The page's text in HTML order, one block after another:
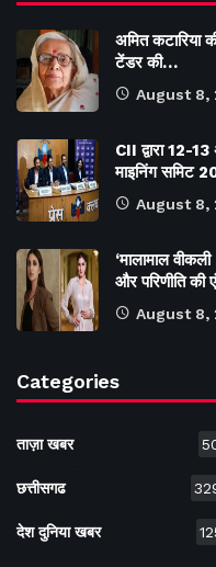
अमित कटारिया
टेंडर की…
August 8,
CII द्वारा 12-
माइनिंग समिट
August 8,
‘मालामाल
और परिणीति की
August 8,
Categories
ताज़ा खबर
छत्तीसगढ
देश दुनिया खबर